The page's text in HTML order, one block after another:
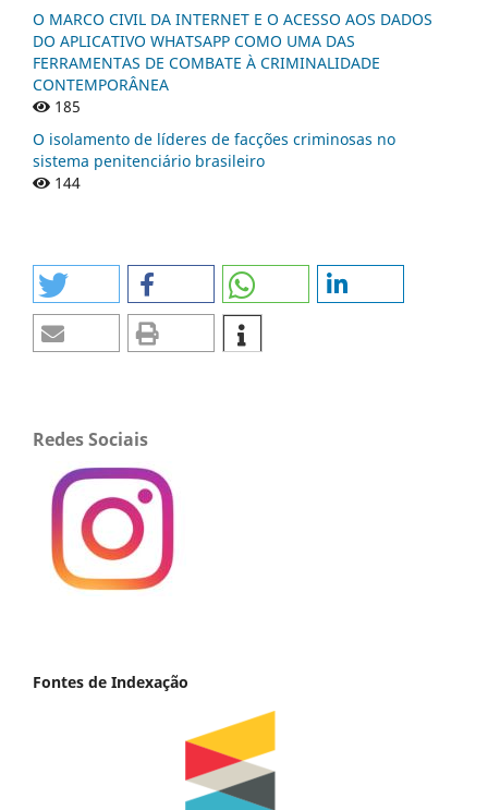
O MARCO CIVIL DA INTERNET E O ACESSO AOS DADOS
DO APLICATIVO WHATSAPP COMO UMA DAS
FERRAMENTAS DE COMBATE À CRIMINALIDADE
CONTEMPORÂNEA
185
O isolamento de líderes de facções criminosas no
sistema penitenciário brasileiro
144
Redes Sociais
Fontes de Indexação